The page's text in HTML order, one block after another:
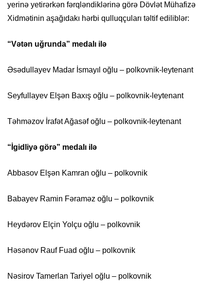
yerinə yetirərkən fərqləndiklərinə görə Dövlət Mühafizə
Xidmətinin aşağıdakı hərbi qulluqçuları təltif ediliblər:
“Vətən uğrunda” medalı ilə
Əsədullayev Madar İsmayıl oğlu – polkovnik-leytenant
Seyfullayev Elşən Baxış oğlu – polkovnik-leytenant
Təhməzov İrafət Ağasəf oğlu – polkovnik-leytenant
“İgidliyə görə” medalı ilə
Abbasov Elşən Kamran oğlu – polkovnik
Babayev Ramin Fəraməz oğlu – polkovnik
Heydərov Elçin Yolçu oğlu – polkovnik
Həsənov Rauf Fuad oğlu – polkovnik
Nəsirov Tamerlan Tariyel oğlu – polkovnik